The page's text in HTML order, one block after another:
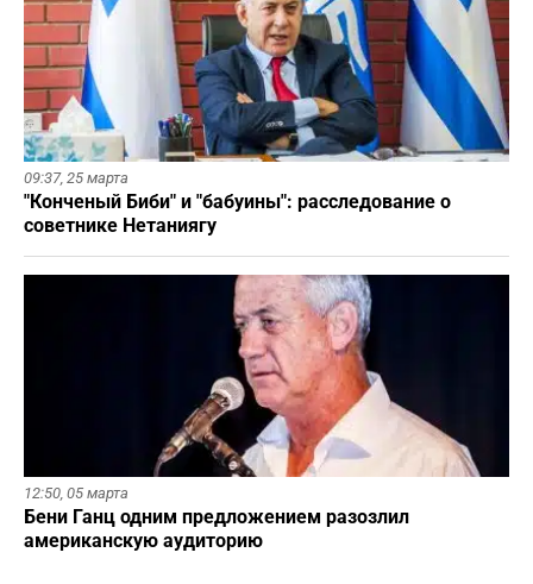
09:37, 25 марта
"Конченый Биби" и "бабуины": расследование о
советнике Нетаниягу
12:50, 05 марта
Бени Ганц одним предложением разозлил
американскую аудиторию